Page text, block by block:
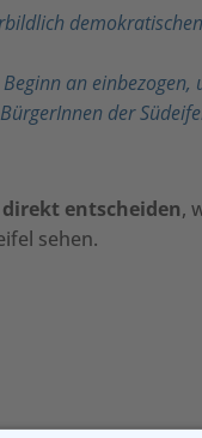
an
der
entscheiden,
sehen.